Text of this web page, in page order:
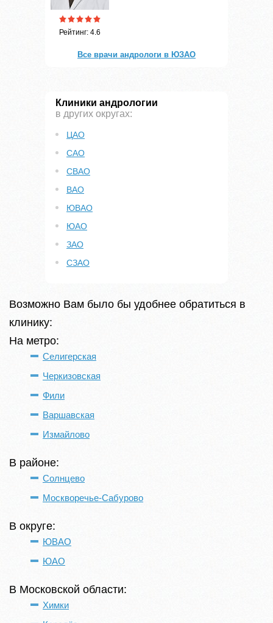
Рейтинг: 4.6
Все врачи андрологи в ЮЗАО
Клиники андрологии
в других округах:
ЦАО
САО
СВАО
ВАО
ЮВАО
ЮАО
ЗАО
СЗАО
Возможно Вам было бы удобнее обратиться в
клинику:
На метро:
Селигерская
Черкизовская
Фили
Варшавская
Измайлово
В районе:
Солнцево
Москворечье-Сабурово
В округе:
ЮВАО
ЮАО
В Московской области:
Химки